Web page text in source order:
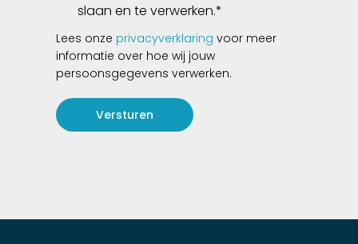
slaan en te verwerken.*
Lees onze privacyverklaring voor meer
informatie over hoe wij jouw
persoonsgegevens verwerken.